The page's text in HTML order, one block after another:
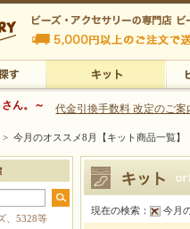
ーズ・パーツ・金具など・アクセサ
ビーズ・アクセサリーの専門店
専門店 ビーズファクトリー 5,000円
キット
ん。～ 代金引換手数料 改定のご案
> 今月のオススメ8月【キット商品一覧】
今月のオススメ8月【
現在の検索： 今月
、5328等